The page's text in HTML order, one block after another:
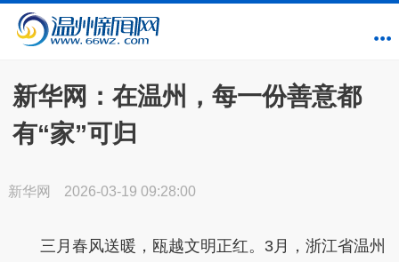
新华网：在温州，每一份善意都
有“家”可归
新华网 2026-03-19 09:28:00
三月春风送暖，瓯越文明正红。3月，浙江省温州